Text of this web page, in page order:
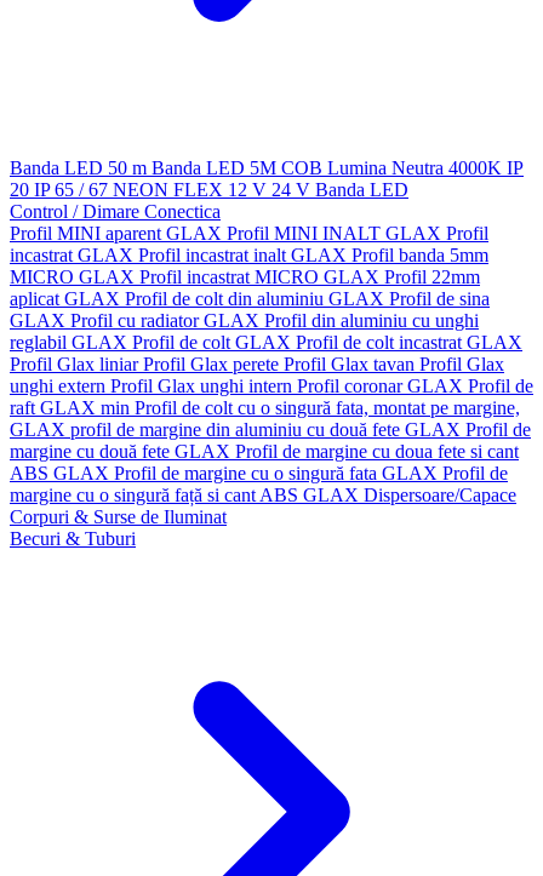
Banda LED 50 m Banda LED 5M COB Lumina Neutra 4000K IP
20 IP 65 / 67 NEON FLEX 12 V 24 V Banda LED
Control / Dimare Conectica
Profil MINI aparent GLAX Profil MINI INALT GLAX Profil
incastrat GLAX Profil incastrat inalt GLAX Profil banda 5mm
MICRO GLAX Profil incastrat MICRO GLAX Profil 22mm
aplicat GLAX Profil de colt din aluminiu GLAX Profil de sina
GLAX Profil cu radiator GLAX Profil din aluminiu cu unghi
reglabil GLAX Profil de colt GLAX Profil de colt incastrat GLAX
Profil Glax liniarProfil Glax perete Profil Glax tavan Profil Glax
unghi extern Profil Glax unghi intern Profil coronar GLAX Profil de
raft GLAX min Profil de colt cu o singură fata, montat pe margine,
GLAX profil de margine din aluminiu cu două fete GLAX Profil de
margine cu două fete GLAX Profil de margine cu doua fete si cant
ABS GLAX Profil de margine cu o singură fata GLAX Profil de
margine cu o singură față si cant ABS GLAX Dispersoare/Capace
Corpuri & Surse de Iluminat
Becuri & Tuburi